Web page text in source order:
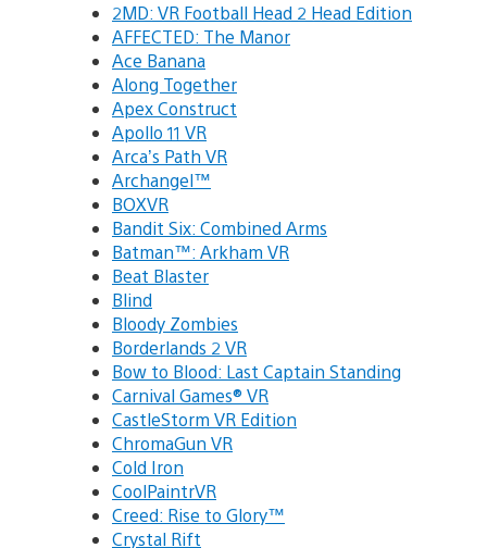
2MD: VR Football Head 2 Head Edition
AFFECTED: The Manor
Ace Banana
Along Together
Apex Construct
Apollo 11 VR
Arca’s Path VR
Archangel™
BOXVR
Bandit Six: Combined Arms
Batman™: Arkham VR
Beat Blaster
Blind
Bloody Zombies
Borderlands 2 VR
Bow to Blood: Last Captain Standing
Carnival Games® VR
CastleStorm VR Edition
ChromaGun VR
Cold Iron
CoolPaintrVR
Creed: Rise to Glory™
Crystal Rift